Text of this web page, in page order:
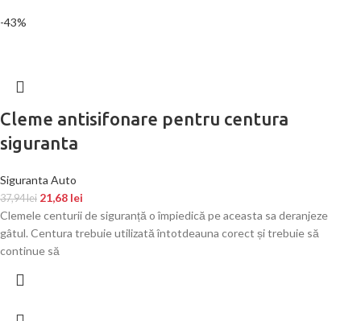
-43%
Cleme antisifonare pentru centura
siguranta
Siguranta Auto
37,94lei 21,68 lei
Clemele centurii de siguranță o împiedică pe aceasta sa deranjeze
gâtul. Centura trebuie utilizată întotdeauna corect și trebuie să
continue să